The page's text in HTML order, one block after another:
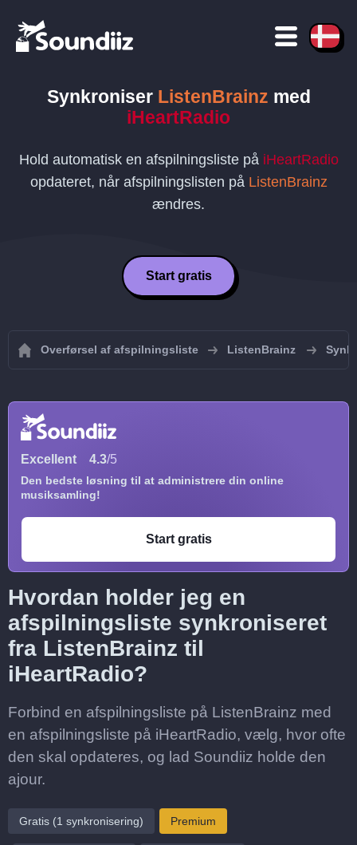
Synkroniser ListenBrainz med
iHeartRadio
Hold automatisk en afspilningsliste på iHeartRadio
opdateret, når afspilningslisten på ListenBrainz
ændres.
Start gratis
Overførsel af afspilningsliste ListenBrainz
Excellent 4.3/5
Den bedste løsning til at administrere din online
musiksamling!
Start gratis
Hvordan holder jeg en
afspilningsliste synkroniseret
fra ListenBrainz til
iHeartRadio?
Forbind en afspilningsliste på ListenBrainz med
en afspilningsliste på iHeartRadio, vælg, hvor ofte
den skal opdateres, og lad Soundiiz holde den
ajour.
Gratis (1 synkronisering) Premium